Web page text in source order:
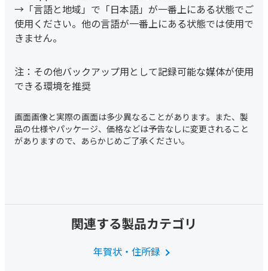
→「言語と地域」で「日本語」が一番上にある状態でご
使用ください。他の言語が一番上にある状態では使用で
きません。
注：その他バックアップ用として記録可能な媒体が使用
できる環境を推奨
関連する製品カテゴリ
年賀状・住所録